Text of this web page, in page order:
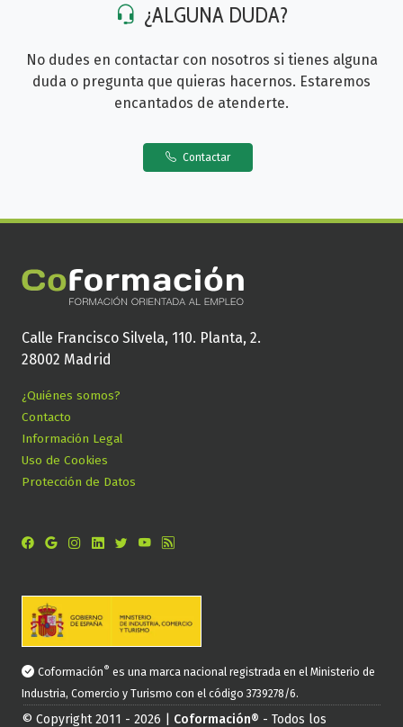
¿ALGUNA DUDA?
No dudes en contactar con nosotros si tienes alguna
duda o pregunta que quieras hacernos. Estaremos
encantados de atenderte.
Contactar
Calle Francisco Silvela, 110. Planta, 2.
28002 Madrid
¿Quiénes somos?
Contacto
Información Legal
Uso de Cookies
Protección de Datos
Coformación® es una marca nacional registrada en el Ministerio de
Industria, Comercio y Turismo con el código 3739278/6.
© Copyright 2011 - 2026 | Coformación® - Todos los